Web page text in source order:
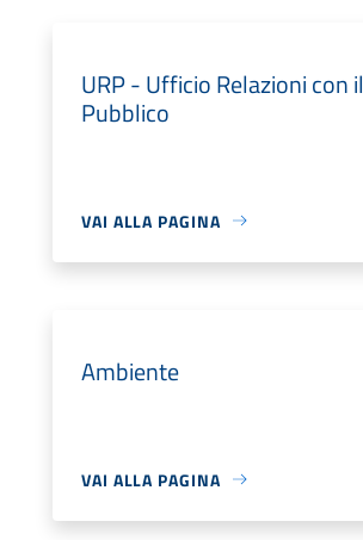
URP - Ufficio Relazioni con il
Pubblico
VAI ALLA PAGINA
Ambiente
VAI ALLA PAGINA